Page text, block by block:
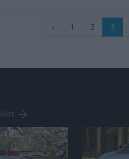
Föregående
‹ Sida
1 Sida
2 3